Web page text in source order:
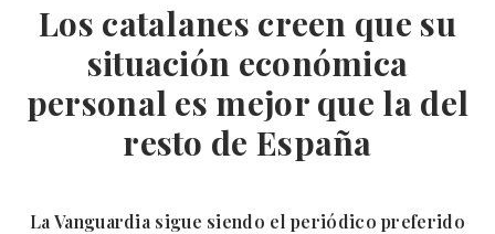
Los catalanes creen que su
situación económica
personal es mejor que la del
resto de España
La Vanguardia sigue siendo el periódico preferido